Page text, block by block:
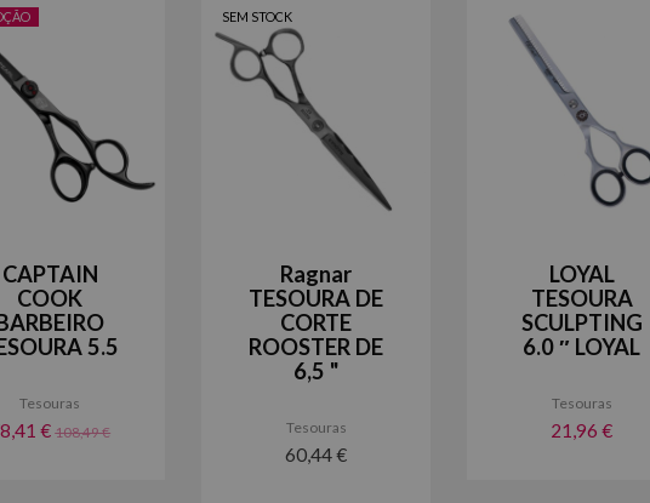
CAPTAIN
COOK
5.5
Tesouras
€108,49 €
SEM STOCK
Ragnar
TESOURA DE
CORTE
ROOSTER DE
6,5 "
Tesouras
60,44 €
LOYAL
TESOURA
SCULPTING
6.0 ″ LOYAL
Tesouras
21,96 €